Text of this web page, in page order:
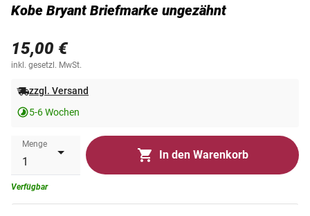
Kobe Bryant Briefmarke ungezähnt
15,00 €
inkl. gesetzl. MwSt.
zzgl. Versand
5-6 Wochen
Menge
In den Warenkorb
Verfügbar